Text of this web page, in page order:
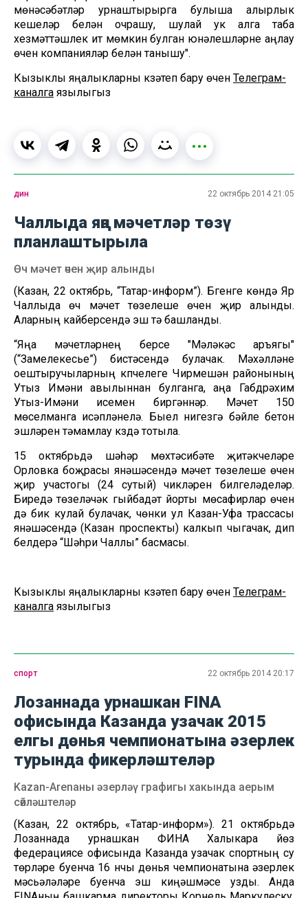
мөнәсәбәтләр урнаштырырга булыша алырлык
кешеләр белән очрашу, шулай ук алга таба
хезмәттәшлек итү мөмкин булган юнәлешләрне аңлау
өчен компанияләр белән танышу".
Кызыклы яңалыкларны күзәтеп бару өчен Телеграм-
каналга язылыгыз
дин 22 октябрь 2014 21:05
Чаллыда яңа мәчетләр төзү
планлаштырыла
Өч мәчет өчен җир алынды
(Казан, 22 октябрь, “Татар-информ”). Бүгенге көндә Яр
Чаллыда өч мәчет төзелеше өчен җир алынды.
Аларның кайберсендә эш тә башланды.
“Яңа мәчетләрнең берсе "Мәләкәс аръягы"
(“Замелекесье”) бистәсендә булачак. Мәхәлләне
оештыручыларның күпчелеге Чирмешән районының
Утыз Имәни авылыннан булганга, аңа Габдрәхим
Утыз-Имәни исемен биргәннәр. Мәчет 150
мөселманга исәпләнелә. Быел нигезгә бәйле бетон
эшләрен тәмамлау күздә тотыла.
15 октябрьдә шәһәр мөхтәсибәте җитәкчеләре
Орловка боҗрасы янәшәсендә мәчет төзелеше өчен
җир участогы (24 сутый) чикләрен билгеләделәр.
Биредә төзеләчәк гыйбадәт йорты мөсафирлар өчен
дә бик кулай булачак, чөнки ул Казан-Уфа трассасы
янәшәсендә (Казан проспекты) калкып чыгачак, дип
белдерә “Шәһри Чаллы” басмасы.
Кызыклы яңалыкларны күзәтеп бару өчен Телеграм-
каналга язылыгыз
спорт 22 октябрь 2014 20:17
Лозаннада урнашкан FINA
офисында Казанда узачак 2015
елгы дөнья чемпионатына әзерлек
турында фикерләштеләр
Kazan-Arenaны әзерләү графигы хакында аерым
сөйләштеләр
(Казан, 22 октябрь, «Татар-информ»). 21 октябрьдә
Лозаннада урнашкан ФИНА Халыкара йөзү
федерациясе офисында Казанда узачак спортның су
төрләре буенча 16 нчы дөнья чемпионатына әзерлек
мәсьәләләре буенча эш киңәшмәсе узды. Анда